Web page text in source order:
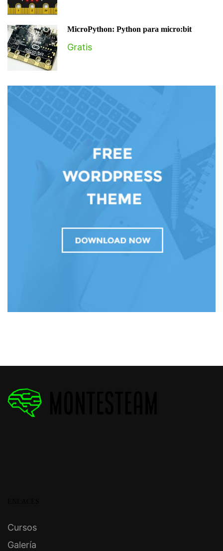
MicroPython: Python para micro:bit
Gratis
Cursos
Galería